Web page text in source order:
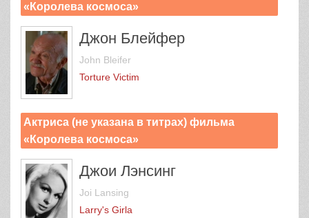
«Королева космоса»
Джон Блейфер
John Bleifer
Torture Victim
Актриса (не указана в титрах) фильма
«Королева космоса»
Джои Лэнсинг
Joi Lansing
Larry's Girlа